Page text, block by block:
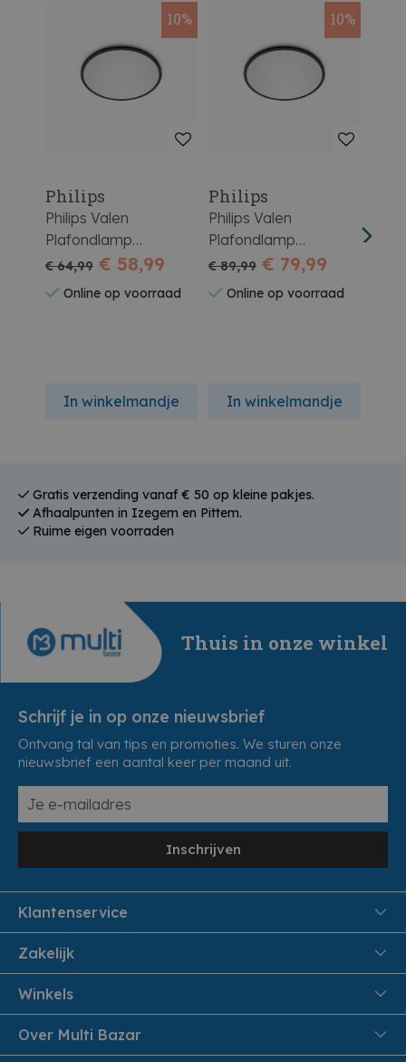
10%
Philips
Philips Valen
Plafondlamp
Afstandsbediening
Rond Zwart 22w 22-
27-40-65k Warm
€ 64,99 € 58,99
Online op voorraad
In winkelmandje
10%
Philips
Philips Valen
Plafondlamp
Afstandsbediening
Rond Zwart 32w 22-
27-40-65k Warm
€ 89,99 € 79,99
Online op voorraad
In winkelmandje
Gratis verzending vanaf € 50 op kleine pakjes.
Afhaalpunten in Izegem en Pittem.
Ruime eigen voorraden
Thuis in onze winkel
Schrijf je in op onze nieuwsbrief
Ontvang tal van tips en promoties. We sturen onze
nieuwsbrief een aantal keer per maand uit.
Inschrijven
Klantenservice
FAQ
Veiligheid en Privacy
Leveren aan huis
Zakelijk
Samenwoonactie
B2B
Winkels
Pittem
Over Multi Bazar